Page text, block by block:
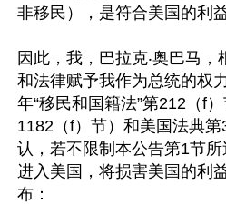
非移民），是符合美国的利益
因此，我，巴拉克‧奥巴马
和法律赋予我作为总统的权
年“移民和国籍法”第212（f
1182（f）节）和美国法典
认，若不限制本公告第1节
进入美国，将损害美国的利
布：